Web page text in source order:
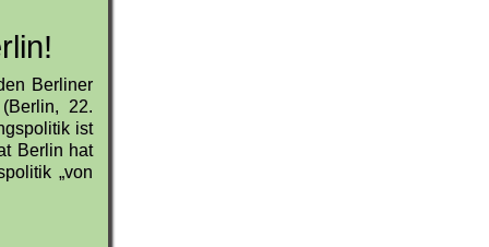
Berliner
22.
ist
Berlin hat
„von